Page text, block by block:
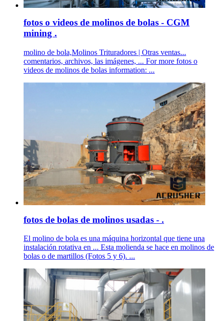
fotos o videos de molinos de bolas - CGM
mining .
molino de bola,Molinos Trituradores | Otras ventas...
comentarios, archivos, las imágenes, ... For more fotos o
videos de molinos de bolas information: ...
fotos de bolas de molinos usadas - .
El molino de bola es una máquina horizontal que tiene una
instalación rotativa en ... Esta molienda se hace en molinos de
bolas o de martillos (Fotos 5 y 6). ...